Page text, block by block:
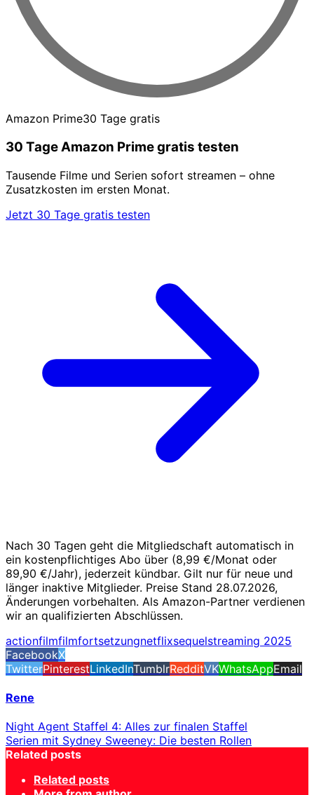
Amazon Prime30 Tage gratis
30 Tage Amazon Prime gratis testen
Tausende Filme und Serien sofort streamen – ohne
Zusatzkosten im ersten Monat.
Jetzt 30 Tage gratis testen
Nach 30 Tagen geht die Mitgliedschaft automatisch in
ein kostenpflichtiges Abo über (8,99 €/Monat oder
89,90 €/Jahr), jederzeit kündbar. Gilt nur für neue und
länger inaktive Mitglieder. Preise Stand 28.07.2026,
Änderungen vorbehalten. Als Amazon-Partner verdienen
wir an qualifizierten Abschlüssen.
actionfilmfilmfortsetzungnetflixsequelstreaming 2025
FacebookX
TwitterPinterestLinkedInTumblrRedditVKWhatsAppEmail
Rene
Night Agent Staffel 4: Alles zur finalen Staffel
Serien mit Sydney Sweeney: Die besten Rollen
Related posts
Related posts